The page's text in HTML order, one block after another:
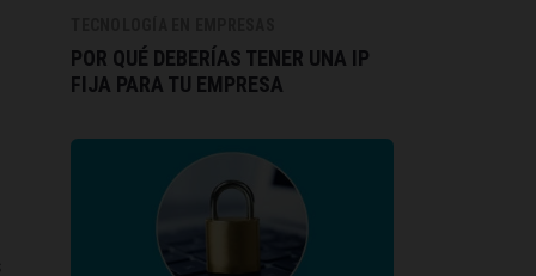
POR QUÉ DEBERÍAS TENER UNA IP
FIJA PARA TU EMPRESA